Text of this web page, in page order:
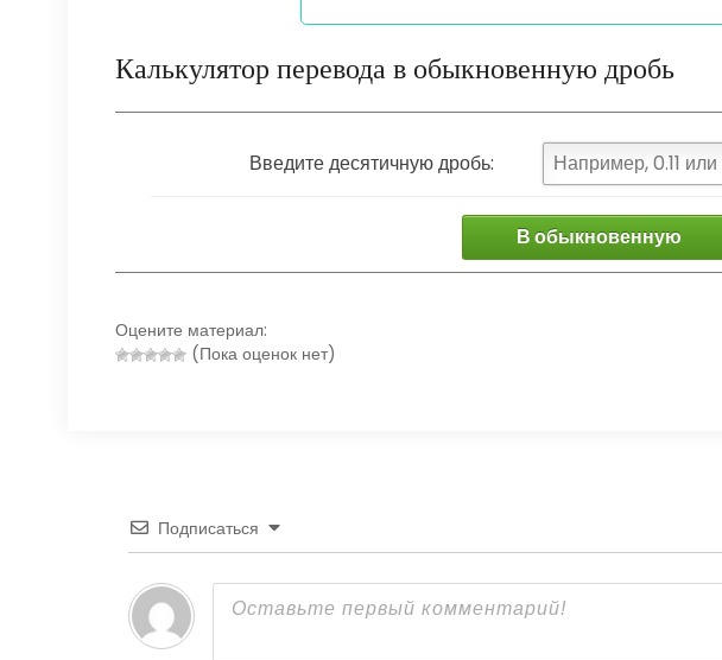
Калькулятор перевода в обыкновенную дробь
Введите десятичную дробь:
В обыкновенную
Оцените материал:
(Пока оценок нет)
Подписаться